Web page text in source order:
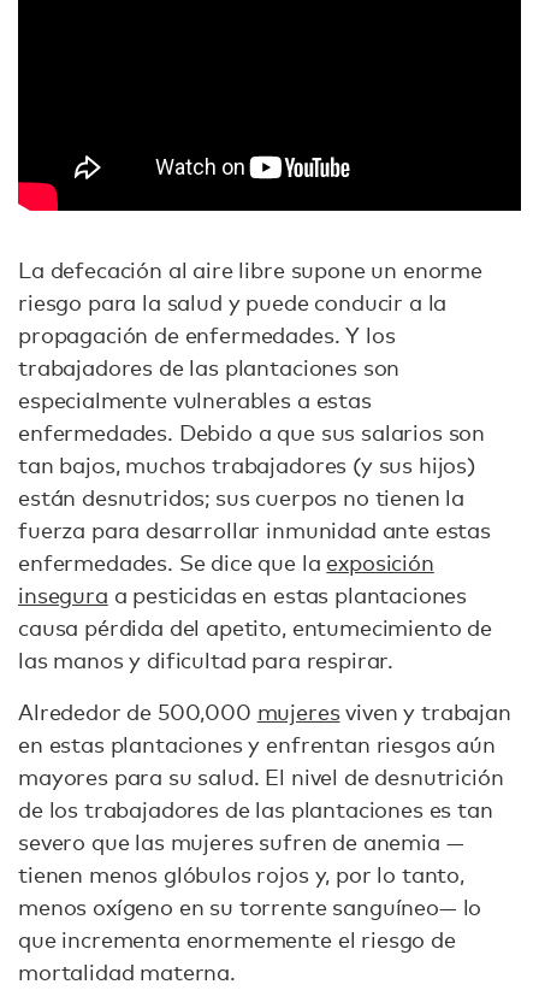
La defecación al aire libre supone un enorme
riesgo para la salud y puede conducir a la
propagación de enfermedades. Y los
trabajadores de las plantaciones son
especialmente vulnerables a estas
enfermedades. Debido a que sus salarios son
tan bajos, muchos trabajadores (y sus hijos)
están desnutridos; sus cuerpos no tienen la
fuerza para desarrollar inmunidad ante estas
enfermedades. Se dice que la exposición
insegura a pesticidas en estas plantaciones
causa pérdida del apetito, entumecimiento de
las manos y dificultad para respirar.
Alrededor de 500,000 mujeresviven y trabajan
en estas plantaciones y enfrentan riesgos aún
mayores para su salud. El nivel de desnutrición
de los trabajadores de las plantaciones es tan
severo que las mujeres sufren de anemia —
tienen menos glóbulos rojos y, por lo tanto,
menos oxígeno en su torrente sanguíneo— lo
que incrementa enormemente el riesgo de
mortalidad materna.